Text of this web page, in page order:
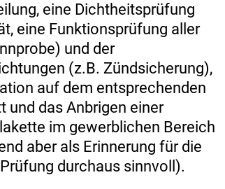
eine Dichtheitsprüfung
eine Funktionsprüfung aller
und der
(z.B. Zündsicherung),
auf dem entsprechenden
und das Anbrigen einer
im gewerblichen Bereich
aber als Erinnerung für die
durchaus sinnvoll).